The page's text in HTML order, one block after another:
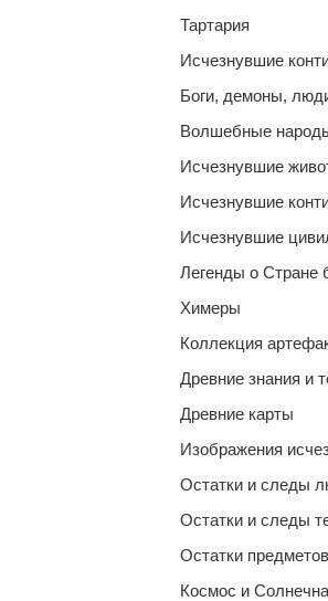
Тартария
Исчезнувшие
Боги, демоны,
Волшебные
Исчезнувшие
Исчезнувшие
Исчезнувшие
Легенды о Стране
Химеры
Коллекция
Древние знания и
Древние карты
Изображения
Остатки и следы
Остатки и следы
Остатки
Космос и